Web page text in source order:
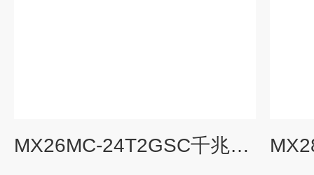
MX26MC-24T2GSC千兆网管型机架式工业级以太网交换机